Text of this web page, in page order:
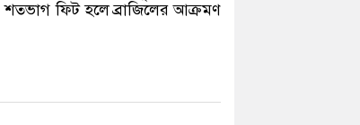
ফিট হলে ব্রাজিলের আক্রমণ